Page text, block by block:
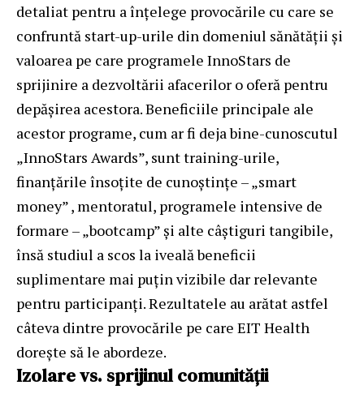
detaliat pentru a înțelege provocările cu care se
confruntă start-up-urile din domeniul sănătății și
valoarea pe care programele InnoStars de
sprijinire a dezvoltării afacerilor o oferă pentru
depășirea acestora. Beneficiile principale ale
acestor programe, cum ar fi deja bine-cunoscutul
„InnoStars Awards”, sunt training-urile,
finanțările însoțite de cunoștințe – „smart
money” , mentoratul, programele intensive de
formare – „bootcamp” și alte câștiguri tangibile,
însă studiul a scos la iveală beneficii
suplimentare mai puțin vizibile dar relevante
pentru participanți. Rezultatele au arătat astfel
câteva dintre provocările pe care EIT Health
dorește să le abordeze.
Izolare vs. sprijinul comunității